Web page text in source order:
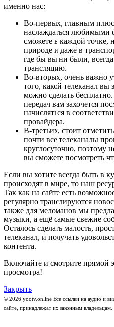
именно нас:
Во-первых, главным
наслаждаться любимыми
сможете в каждой точке,
природе и даже в
где бы вы ни были, всегда
трансляцию.
Во-вторых, очень важно
того, какой телеканал вы
можно сделать
передач вам захочется
начисляться в
провайдера.
В-третьих, стоит
почти все телеканалы
круглосуточно, поэтому
вы сможете посмотреть
Если вы хотите всегда быть в
происходят в мире, то наш
Так как на сайте есть
регулярно транслируются
также для меломанов мы
музыки, а ещё самые свежие
Осталось сделать малость,
телеканал, и получать
контента.
Включайте и смотрите прямой
просмотра!
Закрыть
© 2026 yootv.online Все ссылки на аудио и
сайте, принадлежат их законным владельцам.